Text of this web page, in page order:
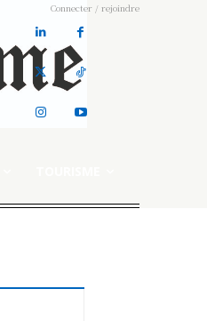
Connecter / rejoindre